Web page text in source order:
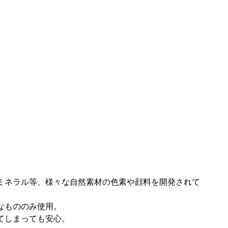
ラル等、様々な自然素材の色素や顔料を開発されて
ののみ使用。
まっても安心。